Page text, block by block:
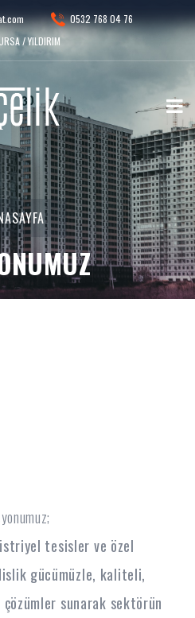
0532 768 04 76
/ YILDIRIM
tesisler ve özel
gücümüzle, kaliteli,
sunarak sektörün